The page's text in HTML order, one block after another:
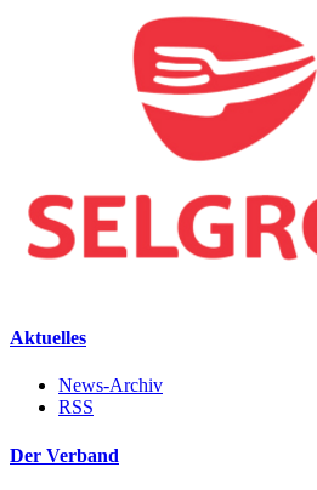
Aktuelles
News-Archiv
RSS
Der Verband